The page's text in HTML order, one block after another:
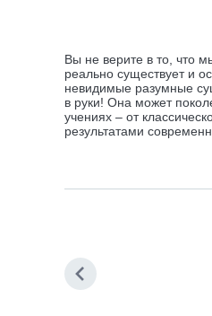
Вы не верите в то, что
реально существует и
невидимые разумные
в руки! Она может
учениях – от
результатами